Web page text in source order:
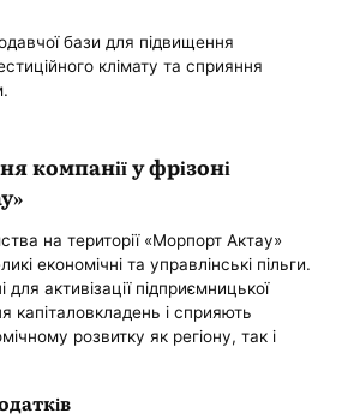
бази для підвищення
клімату та сприяння
компанії у фрізоні
на території «Морпорт Актау»
економічні та управлінські пільги.
активізації підприємницької
капіталовкладень і сприяють
розвитку як регіону, так і